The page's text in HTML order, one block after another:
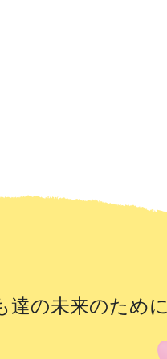
達の未来のために